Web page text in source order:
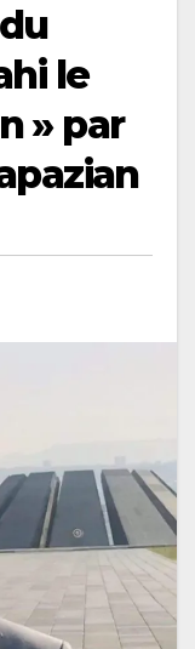
le
» par